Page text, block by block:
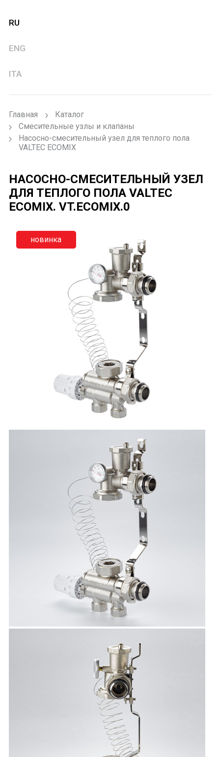
RU
ENG
ITA
Главная
Каталог
Смесительные узлы и клапаны
Насосно-смесительный узел для теплого пола
VALTEC ECOMIX
НАСОСНО-СМЕСИТЕЛЬНЫЙ УЗЕЛ
ДЛЯ ТЕПЛОГО ПОЛА VALTEC
ECOMIX. VT.ECOMIX.0
новинка